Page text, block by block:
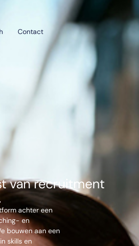
Contact
van recruitment
achter een
en
bouwen aan een
skills en